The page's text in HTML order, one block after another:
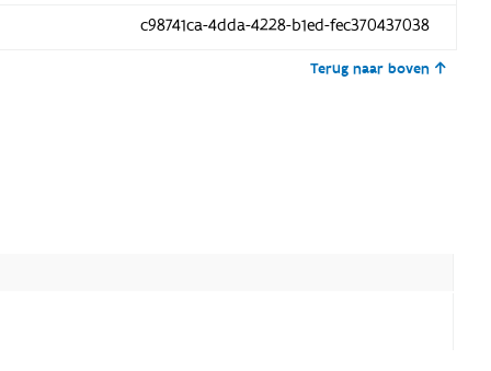
c98741ca-4dda-4228-b1ed-fec370437038
Terug naar boven